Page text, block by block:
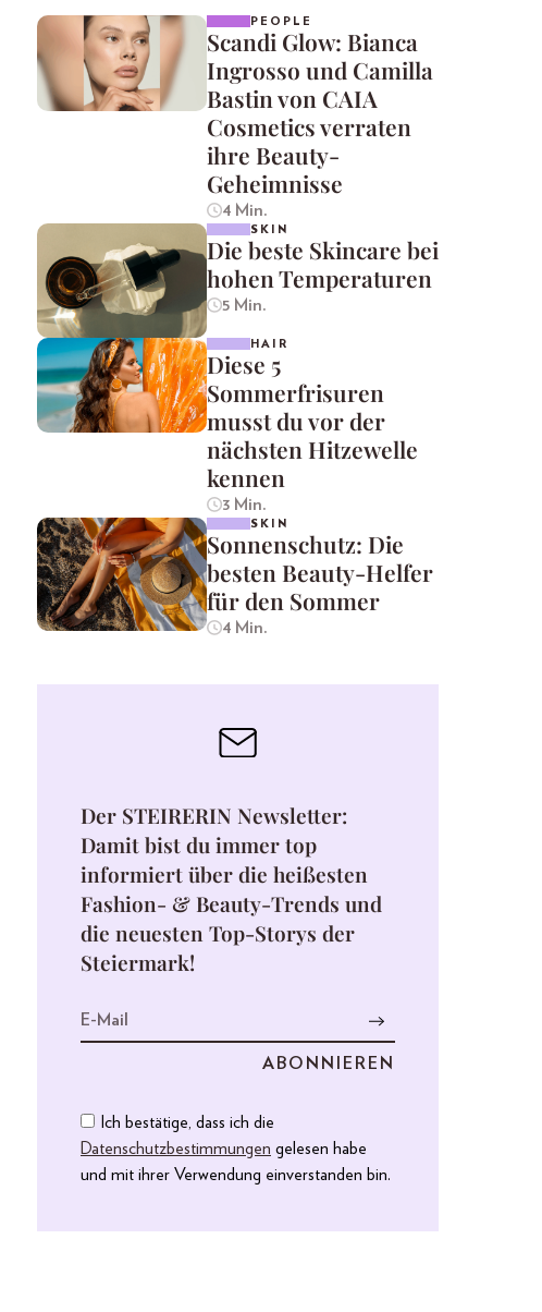
PEOPLE
Scandi Glow: Bianca
Ingrosso und Camilla
Bastin von CAIA
Cosmetics verraten
ihre Beauty-
Geheimnisse
4 Min.
SKIN
Die beste Skincare bei
hohen Temperaturen
5 Min.
HAIR
Diese 5
Sommerfrisuren
musst du vor der
nächsten Hitzewelle
kennen
3 Min.
SKIN
Sonnenschutz: Die
besten Beauty-Helfer
für den Sommer
4 Min.
Der STEIRERIN Newsletter:
Damit bist du immer top
informiert über die heißesten
Fashion- & Beauty-Trends und
die neuesten Top-Storys der
Steiermark!
Ich bestätige, dass ich die
Datenschutzbestimmungen gelesen habe
und mit ihrer Verwendung einverstanden bin.